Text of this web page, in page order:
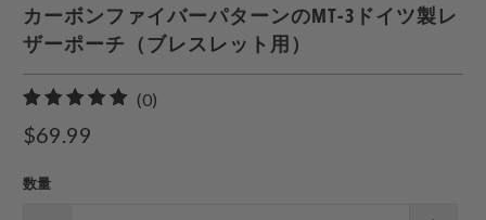
カーボンファイバーパターンのMT-3ドイツ製レ
ザーポーチ（ブレスレット用）
(0)
$69.99
数量